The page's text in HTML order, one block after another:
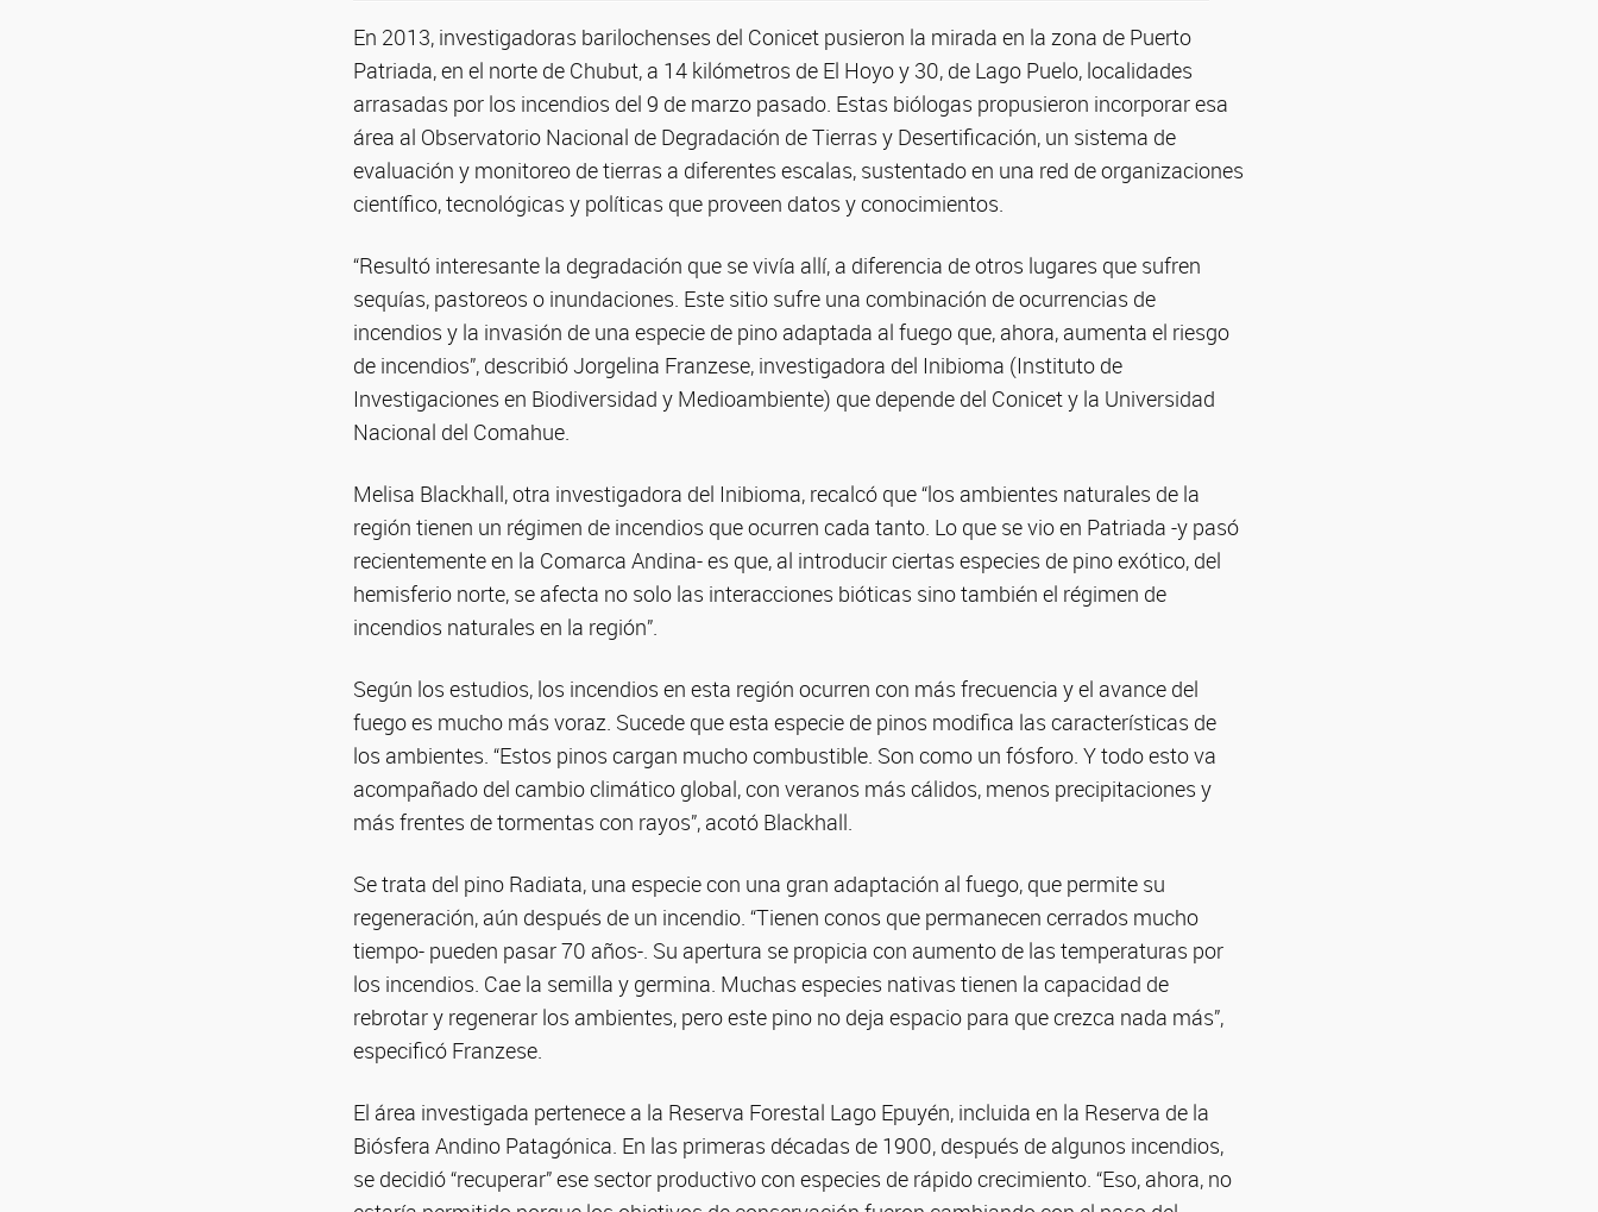
En 2013, investigadoras barilochenses del Conicet pusieron la mirada en la zona de Puerto
Patriada, en el norte de Chubut, a 14 kilómetros de El Hoyo y 30, de Lago Puelo, localidades
arrasadas por los incendios del 9 de marzo pasado. Estas biólogas propusieron incorporar esa
área al Observatorio Nacional de Degradación de Tierras y Desertificación, un sistema de
evaluación y monitoreo de tierras a diferentes escalas, sustentado en una red de organizaciones
científico, tecnológicas y políticas que proveen datos y conocimientos.
“Resultó interesante la degradación que se vivía allí, a diferencia de otros lugares que sufren
sequías, pastoreos o inundaciones. Este sitio sufre una combinación de ocurrencias de
incendios y la invasión de una especie de pino adaptada al fuego que, ahora, aumenta el riesgo
de incendios”, describió Jorgelina Franzese, investigadora del Inibioma (Instituto de
Investigaciones en Biodiversidad y Medioambiente) que depende del Conicet y la Universidad
Nacional del Comahue.
Melisa Blackhall, otra investigadora del Inibioma, recalcó que “los ambientes naturales de la
región tienen un régimen de incendios que ocurren cada tanto. Lo que se vio en Patriada -y pasó
recientemente en la Comarca Andina- es que, al introducir ciertas especies de pino exótico, del
hemisferio norte, se afecta no solo las interacciones bióticas sino también el régimen de
incendios naturales en la región”.
Según los estudios, los incendios en esta región ocurren con más frecuencia y el avance del
fuego es mucho más voraz. Sucede que esta especie de pinos modifica las características de
los ambientes. “Estos pinos cargan mucho combustible. Son como un fósforo. Y todo esto va
acompañado del cambio climático global, con veranos más cálidos, menos precipitaciones y
más frentes de tormentas con rayos”, acotó Blackhall.
Se trata del pino Radiata, una especie con una gran adaptación al fuego, que permite su
regeneración, aún después de un incendio. “Tienen conos que permanecen cerrados mucho
tiempo- pueden pasar 70 años-. Su apertura se propicia con aumento de las temperaturas por
los incendios. Cae la semilla y germina. Muchas especies nativas tienen la capacidad de
rebrotar y regenerar los ambientes, pero este pino no deja espacio para que crezca nada más”,
especificó Franzese.
El área investigada pertenece a la Reserva Forestal Lago Epuyén, incluida en la Reserva de la
Biósfera Andino Patagónica. En las primeras décadas de 1900, después de algunos incendios,
se decidió “recuperar” ese sector productivo con especies de rápido crecimiento. “Eso, ahora, no